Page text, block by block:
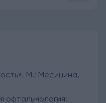
М.: Медицина,
офтальмология: